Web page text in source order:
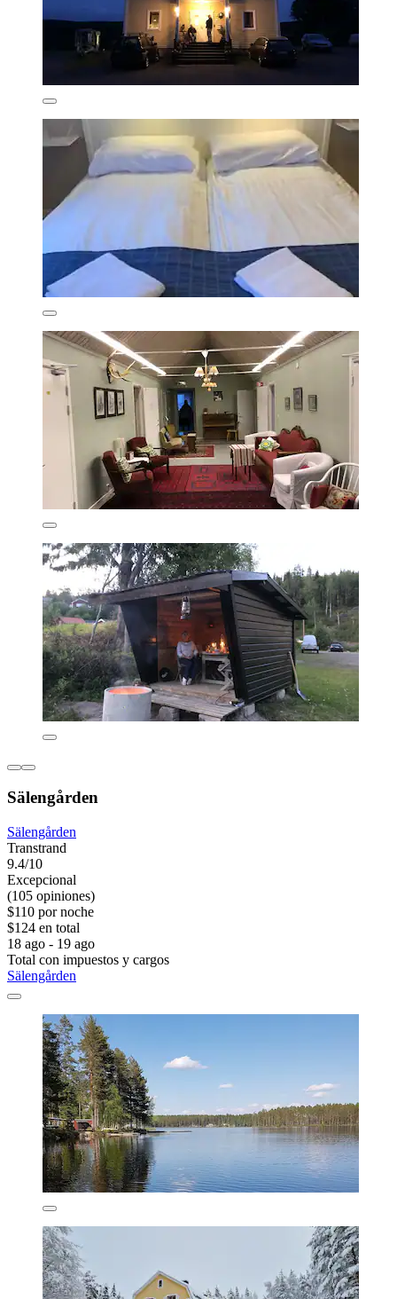
Sälengården
Sälengården
Transtrand
9.4/10
Excepcional
(105 opiniones)
$110 por noche
$124 en total
18 ago - 19 ago
Total con impuestos y cargos
Sälengården